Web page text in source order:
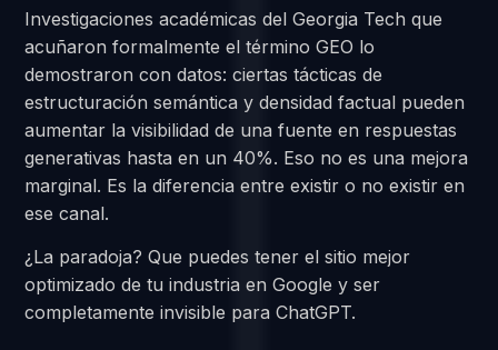
Investigaciones académicas del Georgia Tech que
acuñaron formalmente el término GEO lo
demostraron con datos: ciertas tácticas de
estructuración semántica y densidad factual pueden
aumentar la visibilidad de una fuente en respuestas
generativas hasta en un 40%. Eso no es una mejora
marginal. Es la diferencia entre existir o no existir en
ese canal.
¿La paradoja? Que puedes tener el sitio mejor
optimizado de tu industria en Google y ser
completamente invisible para ChatGPT.